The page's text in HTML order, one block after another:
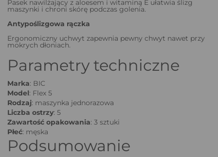
Pasek nawilżający z aloesem i witaminą E ułatwia ślizg
maszynki i chroni skórę podczas golenia.
Antypoślizgowa rączka
Ergonomiczny uchwyt zapewnia pewny chwyt nawet przy
mokrych dłoniach.
Parametry techniczne
Marka: BIC
Model: Flex 5
Rodzaj: maszynka jednorazowa
Liczba ostrzy: 5
Zawartość opakowania: 3 sztuki
Płeć: męska
Podsumowanie